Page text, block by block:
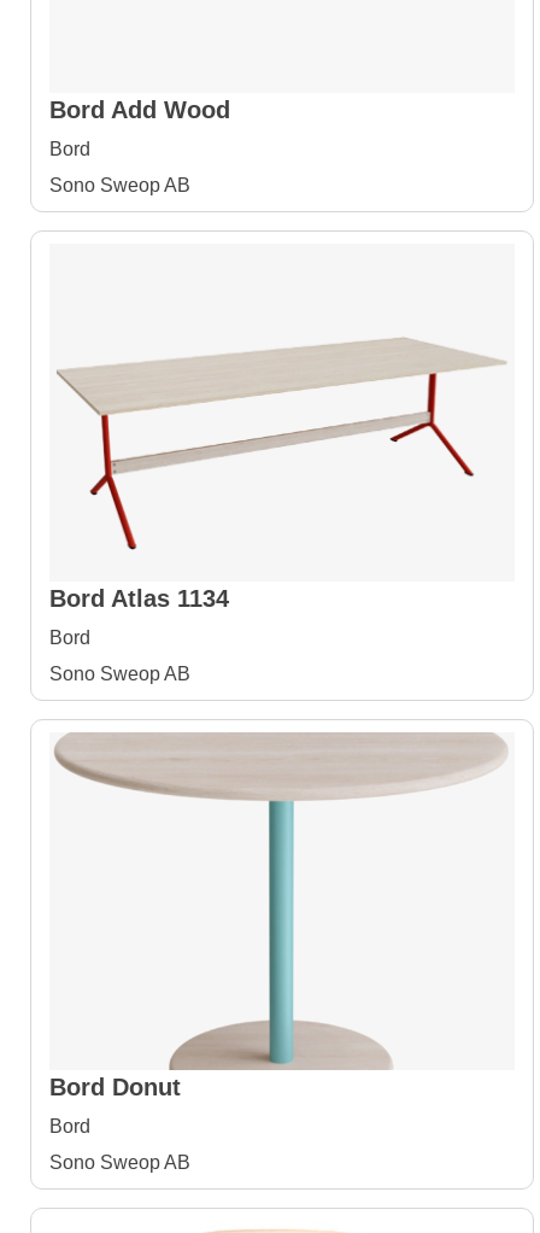
Bord Add Wood
Bord
Sono Sweop AB
Bord Atlas 1134
Bord
Sono Sweop AB
Bord Donut
Bord
Sono Sweop AB